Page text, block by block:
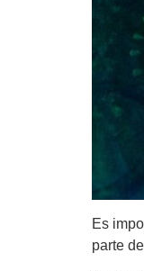
Es
parte